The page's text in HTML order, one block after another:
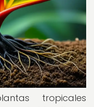
tropicales